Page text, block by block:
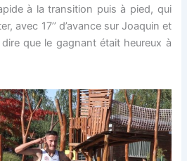
à la transition puis à pied, qui
avec 17’’ d’avance sur Joaquin et
que le gagnant était heureux à